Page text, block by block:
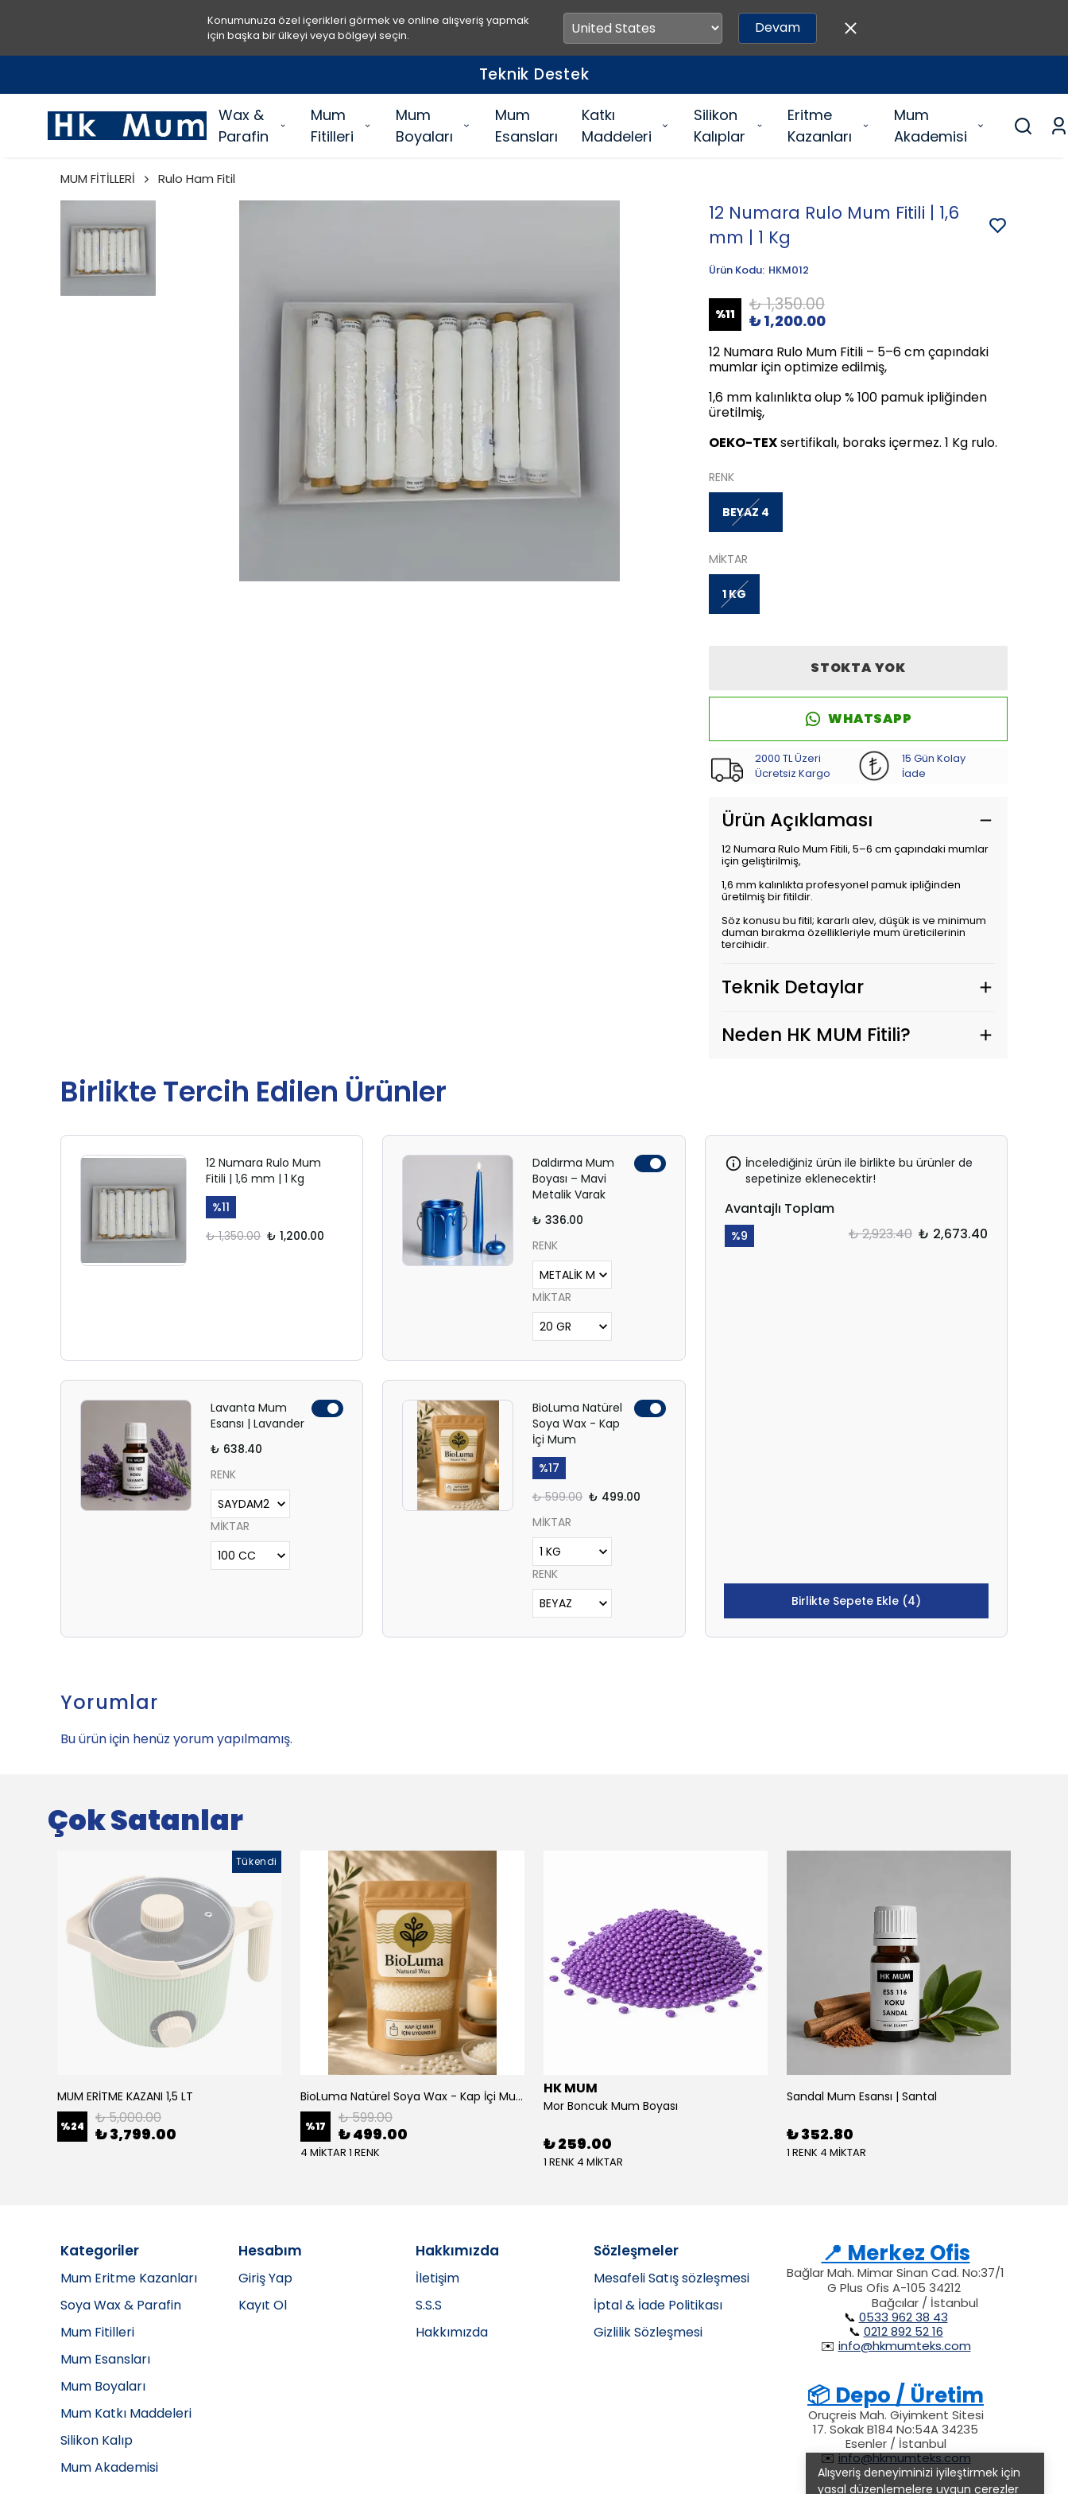
Konumunuza özel içerikleri görmek ve online alışveriş yapmak
için başka bir ülkeyi veya bölgeyi seçin.
Devam
Teknik Destek
Wax &
Parafin
Mum
Fitilleri
Mum
Boyaları
Mum
Esansları
Katkı
Maddeleri
Silikon
Kalıplar
Eritme
Kazanları
Mum
Akademisi
Alışveriş deneyiminizi iyileştirmek için
yasal düzenlemelere uygun çerezler
MUM FİTİLLERİ Rulo Ham Fitil
12 Numara Rulo Mum Fitili | 1,6
mm | 1 Kg
Ürün Kodu: HKM012
%11 ₺ 1,350.00
₺ 1,200.00
12 Numara Rulo Mum Fitili – 5–6 cm çapındaki
mumlar için optimize edilmiş,
1,6 mm kalınlıkta olup % 100 pamuk ipliğinden
üretilmiş,
OEKO-TEXsertifikalı, boraks içermez. 1 Kg rulo.
RENK
BEYAZ 4
MİKTAR
1 KG
STOKTA YOK
WHATSAPP
2000 TL Üzeri
Ücretsiz Kargo
15 Gün Kolay
İade
Ürün Açıklaması
12 Numara Rulo Mum Fitili, 5–6 cm çapındaki mumlar
için geliştirilmiş,
1,6 mm kalınlıkta profesyonel pamuk ipliğinden
üretilmiş bir fitildir.
Söz konusu bu fitil; kararlı alev, düşük is ve minimum
duman bırakma özellikleriyle mum üreticilerinin
tercihidir.
Teknik Detaylar
Neden HK MUM Fitili?
Birlikte Tercih Edilen Ürünler
12 Numara Rulo Mum
Fitili | 1,6 mm | 1 Kg
%11
₺ 1,350.00 ₺ 1,200.00
Daldırma Mum
Boyası – Mavi
Metalik Varak
₺ 336.00
RENK
MİKTAR
Lavanta Mum
Esansı | Lavander
₺ 638.40
RENK
MİKTAR
BioLuma Natürel
Soya Wax - Kap
İçi Mum
%17
₺ 599.00 ₺ 499.00
MİKTAR
RENK
İncelediğiniz ürün ile birlikte bu ürünler de
sepetinize eklenecektir!
Avantajlı Toplam
%9 ₺ 2,923.40 ₺ 2,673.40
Birlikte Sepete Ekle (4)
Yorumlar
Bu ürün için henüz yorum yapılmamış.
Çok Satanlar
Tükendi
MUM ERİTME KAZANI 1,5 LT
%24 ₺ 5,000.00
₺ 3,799.00
BioLuma Natürel Soya Wax - Kap İçi Mum
%17 ₺ 599.00
₺ 499.00
4 MİKTAR 1 RENK
HK MUM
Mor Boncuk Mum Boyası
₺ 259.00
1 RENK 4 MİKTAR
Sandal Mum Esansı | Santal
₺ 352.80
1 RENK 4 MİKTAR
Kategoriler
Mum Eritme Kazanları
Soya Wax & Parafin
Mum Fitilleri
Mum Esansları
Mum Boyaları
Mum Katkı Maddeleri
Silikon Kalıp
Mum Akademisi
Hesabım
Giriş Yap
Kayıt Ol
Hakkımızda
İletişim
S.S.S
Hakkımızda
Sözleşmeler
Mesafeli Satış sözleşmesi
İptal & İade Politikası
Gizlilik Sözleşmesi
📍 Merkez Ofis
Bağlar Mah. Mimar Sinan Cad. No:37/1
G Plus Ofis A-105 34212
Bağcılar / İstanbul
📞 0533 962 38 43
📞 0212 892 52 16
✉️ info@hkmumteks.com
📦 Depo / Üretim
Oruçreis Mah. Giyimkent Sitesi
17. Sokak B184 No:54A 34235
Esenler / İstanbul
✉️info@hkmumteks.com